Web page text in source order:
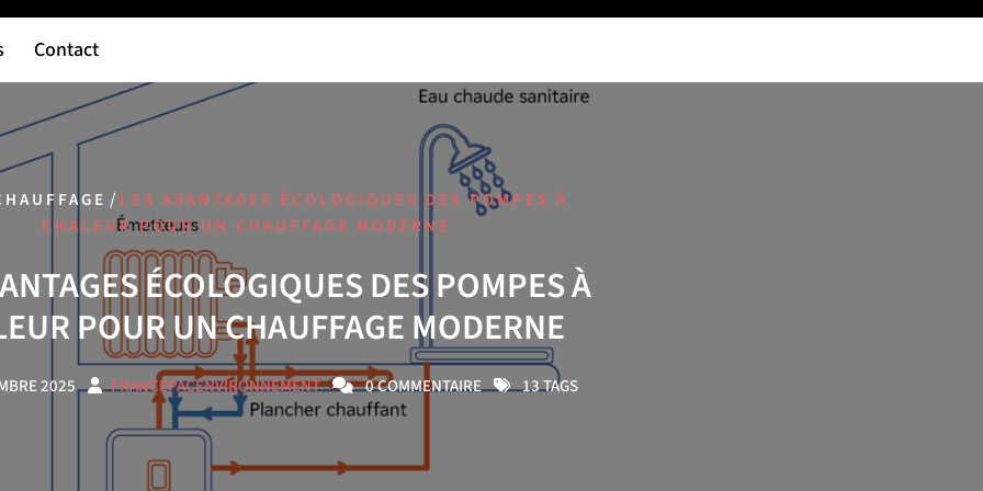
Contact
/ LES AVANTAGES ÉCOLOGIQUES DES POMPES À
CHALEUR POUR UN CHAUFFAGE MODERNE
ÉCOLOGIQUES DES POMPES À
POUR UN CHAUFFAGE MODERNE
2025 FRANCEPACENVIRONNEMENT 0 COMMENTAIRE 13 TAGS